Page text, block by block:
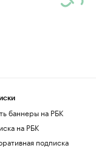
баннеры на РБК
на РБК
подписка